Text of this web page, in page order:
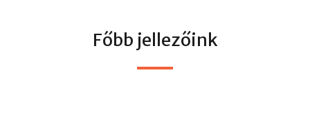
Főbb jellezőink